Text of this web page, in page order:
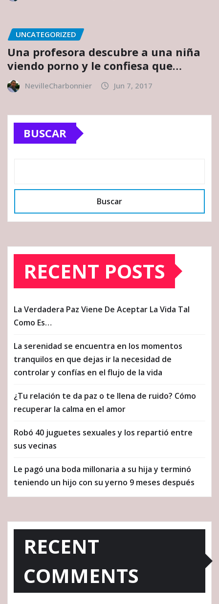
UNCATEGORIZED
Una profesora descubre a una niña
viendo porno y le confiesa que…
NevilleCharbonnier Jun 7, 2017
BUSCAR
Buscar
RECENT POSTS
La Verdadera Paz Viene De Aceptar La Vida Tal
Como Es…
La serenidad se encuentra en los momentos
tranquilos en que dejas ir la necesidad de
controlar y confías en el flujo de la vida
¿Tu relación te da paz o te llena de ruido? Cómo
recuperar la calma en el amor
Robó 40 juguetes sexuales y los repartió entre
sus vecinas
Le pagó una boda millonaria a su hija y terminó
teniendo un hijo con su yerno 9 meses después
RECENT
COMMENTS